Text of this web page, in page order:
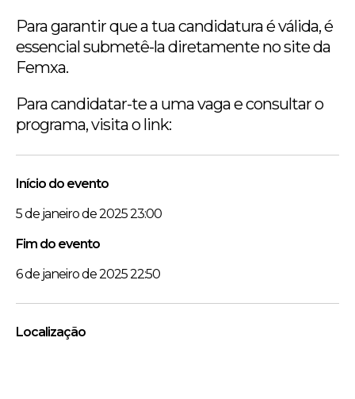
Para garantir que a tua candidatura é válida, é
essencial submetê-la diretamente no site da
Femxa.
Para candidatar-te a uma vaga e consultar o
programa, visita o link:
Início do evento
5 de janeiro de 2025 23:00
Fim do evento
6 de janeiro de 2025 22:50
Localização